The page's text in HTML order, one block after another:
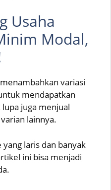
Usaha
Modal,
variasi
mendapatkan
juga menjual
lainnya.
laris dan banyak
ini bisa menjadi